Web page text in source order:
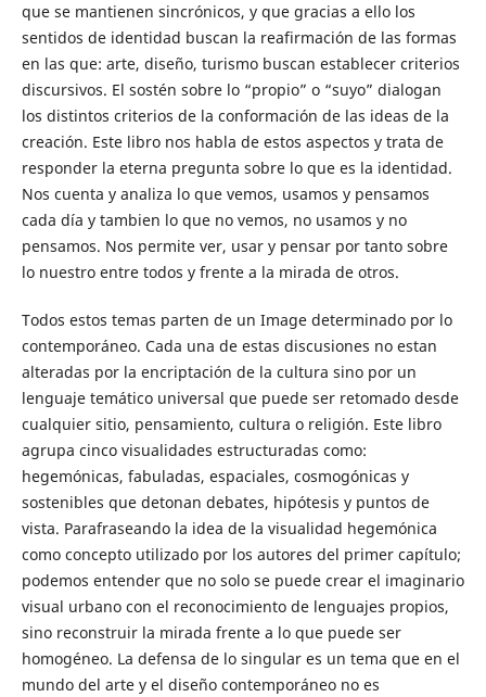
que se mantienen sincrónicos, y que gracias a ello los
sentidos de identidad buscan la reafirmación de las formas
en las que: arte, diseño, turismo buscan establecer criterios
discursivos. El sostén sobre lo “propio” o “suyo” dialogan
los distintos criterios de la conformación de las ideas de la
creación. Este libro nos habla de estos aspectos y trata de
responder la eterna pregunta sobre lo que es la identidad.
Nos cuenta y analiza lo que vemos, usamos y pensamos
cada día y tambien lo que no vemos, no usamos y no
pensamos. Nos permite ver, usar y pensar por tanto sobre
lo nuestro entre todos y frente a la mirada de otros.
Todos estos temas parten de un Image determinado por lo
contemporáneo. Cada una de estas discusiones no estan
alteradas por la encriptación de la cultura sino por un
lenguaje temático universal que puede ser retomado desde
cualquier sitio, pensamiento, cultura o religión. Este libro
agrupa cinco visualidades estructuradas como:
hegemónicas, fabuladas, espaciales, cosmogónicas y
sostenibles que detonan debates, hipótesis y puntos de
vista. Parafraseando la idea de la visualidad hegemónica
como concepto utilizado por los autores del primer capítulo;
podemos entender que no solo se puede crear el imaginario
visual urbano con el reconocimiento de lenguajes propios,
sino reconstruir la mirada frente a lo que puede ser
homogéneo. La defensa de lo singular es un tema que en el
mundo del arte y el diseño contemporáneo no es